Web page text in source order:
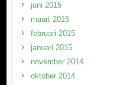
juni 2015
maart 2015
februari 2015
januari 2015
november 2014
oktober 2014